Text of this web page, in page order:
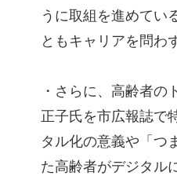
うに取組を進めてい
ともキャリアを問わ
・さらに、高齢者の
正子氏を市広報誌で
タル化の意義や「つ
た高齢者がデジタル